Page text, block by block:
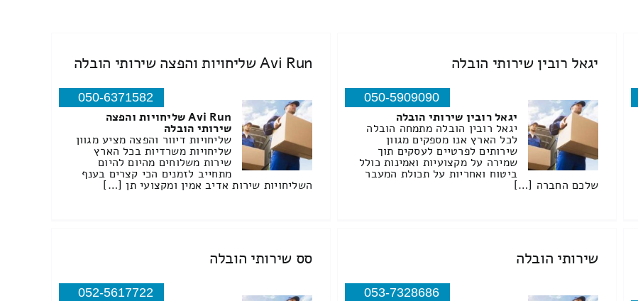
יגאל רובין שירותי הובלה
050-5909090
יגאל רובין שירותי הובלה
יגאל רובין הובלה מתמחה הובלה
לכל הארץ אנו מספקים מגוון
שירותים לפרטיים לעסקים תוך
שמירה על מקצועיות ואמינות כולל
ביטוח ואחריות על תכולת המעבר
שלכם החברה […]
Avi Run שליחויות והפצה שירותי הובלה
050-6371582
Avi Run שליחויות והפצה
שירותי הובלה
שליחויות דיוור והפצה מציע מגוון
שליחויות משרדיות בכל הארץ
שירות משלוחים מהיום להיום
מתחייב לזמנים הכי קצרים בענף
השליחויות שירות אדיב אמין ומקצועי תן […]
שירותי הובלה
053-7328686
סס שירותי הובלה
052-5617722